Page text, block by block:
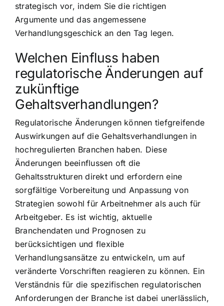
strategisch vor, indem Sie die richtigen
Argumente und das angemessene
Verhandlungsgeschick an den Tag legen.
Welchen Einfluss haben
regulatorische Änderungen auf
zukünftige
Gehaltsverhandlungen?
Regulatorische Änderungen können tiefgreifende
Auswirkungen auf die Gehaltsverhandlungen in
hochregulierten Branchen haben. Diese
Änderungen beeinflussen oft die
Gehaltsstrukturen direkt und erfordern eine
sorgfältige Vorbereitung und Anpassung von
Strategien sowohl für Arbeitnehmer als auch für
Arbeitgeber. Es ist wichtig, aktuelle
Branchendaten und Prognosen zu
berücksichtigen und flexible
Verhandlungsansätze zu entwickeln, um auf
veränderte Vorschriften reagieren zu können. Ein
Verständnis für die spezifischen regulatorischen
Anforderungen der Branche ist dabei unerlässlich,